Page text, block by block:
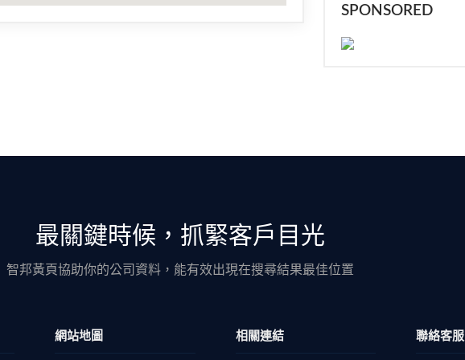
SPONSORED
最關鍵時候，抓緊客戶目光
智邦黃頁協助你的公司資料，能有效出現在搜尋結果最佳位置
網站地圖 相關連結 聯絡客服